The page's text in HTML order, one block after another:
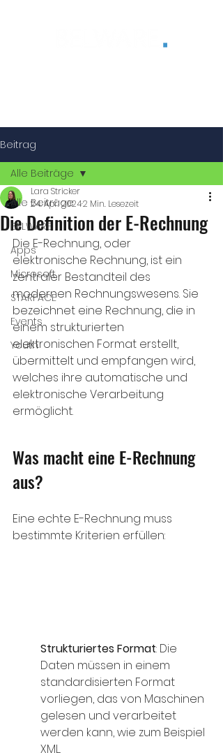
Beitrag
Alle Beiträge
BELWARE
Apps
Microsoft
STARFACE
Events
Youth
Alle Beiträge
Die Definition der E-Rechnung
Lara Stricker
24. Apr. 20242 Min. Lesezeit
Die E-Rechnung, oder
elektronische Rechnung, ist ein
zentraler Bestandteil des
modernen Rechnungswesens. Sie
bezeichnet eine Rechnung, die in
einem strukturierten
elektronischen Format erstellt,
übermittelt und empfangen wird,
welches ihre automatische und
elektronische Verarbeitung
ermöglicht.
Was macht eine E-Rechnung
aus?
Eine echte E-Rechnung muss
bestimmte Kriterien erfüllen:
Strukturiertes Format: Die
Daten müssen in einem
standardisierten Format
vorliegen, das von Maschinen
gelesen und verarbeitet
werden kann, wie zum Beispiel
XML.